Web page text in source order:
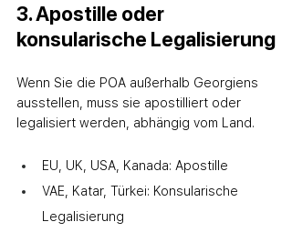
3. Apostille oder
konsularische Legalisierung
Wenn Sie die POA außerhalb Georgiens
ausstellen, muss sie apostilliert oder
legalisiert werden, abhängig vom Land.
EU, UK, USA, Kanada: Apostille
VAE, Katar, Türkei: Konsularische
Legalisierung